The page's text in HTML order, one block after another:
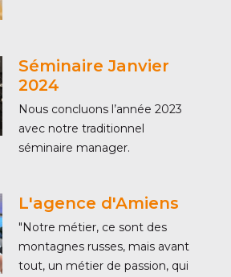
Séminaire Janvier
2024
Nous concluons l’année 2023
avec notre traditionnel
séminaire manager.
L'agence d'Amiens
"Notre métier, ce sont des
montagnes russes, mais avant
tout, un métier de passion, qui